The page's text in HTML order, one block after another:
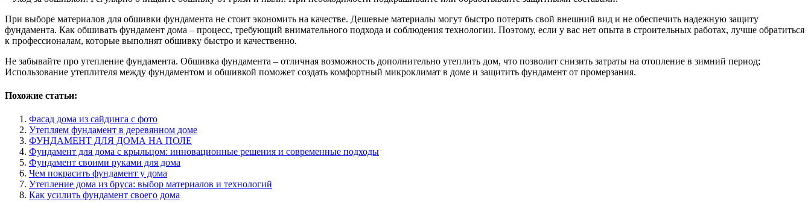
При выборе материалов для обшивки фундамента не стоит экономить на качестве. Дешевые материалы могут быстро потерять свой внешний вид и не обеспечить надежную защиту
фундамента. Как обшивать фундамент дома – процесс, требующий внимательного подхода и соблюдения технологии. Поэтому, если у вас нет опыта в строительных работах, лучше обратиться
к профессионалам, которые выполнят обшивку быстро и качественно.
Не забывайте про утепление фундамента. Обшивка фундамента – отличная возможность дополнительно утеплить дом, что позволит снизить затраты на отопление в зимний период;
Использование утеплителя между фундаментом и обшивкой поможет создать комфортный микроклимат в доме и защитить фундамент от промерзания.
Похожие статьи:
Фасад дома из сайдинга с фото
Утепляем фундамент в деревянном доме
ФУНДАМЕНТ ДЛЯ ДОМА НА ПОЛЕ
Фундамент для дома с крыльцом: инновационные решения и современные подходы
Фундамент своими руками для дома
Чем покрасить фундамент у дома
Утепление дома из бруса: выбор материалов и технологий
Как усилить фундамент своего дома